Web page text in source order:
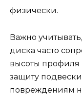
физически.
Важно
диска часто
высоты профиля
защиту
повреждениям